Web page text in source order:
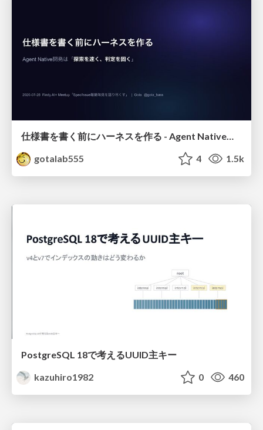
gotalab555
4 1.5k
PostgreSQL 18で考えるUUID主キー
kazuhiro1982
0 460